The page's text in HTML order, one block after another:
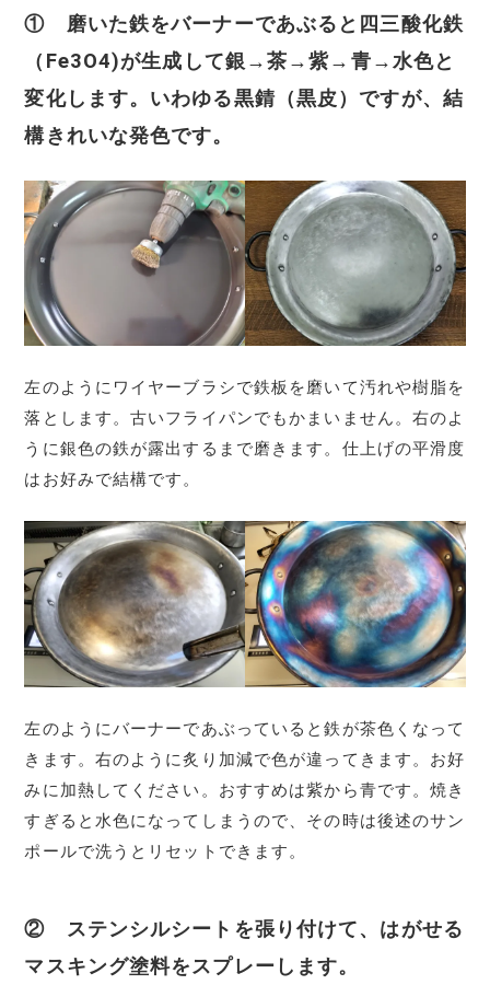
① 磨いた鉄をバーナーであぶると四三酸化鉄
（Fe3O4)が生成して銀→茶→紫→青→水色と
変化します。いわゆる黒錆（黒皮）ですが、結
構きれいな発色です。
左のようにワイヤーブラシで鉄板を磨いて汚れや樹脂を
落とします。古いフライパンでもかまいません。右のよ
うに銀色の鉄が露出するまで磨きます。仕上げの平滑度
はお好みで結構です。
左のようにバーナーであぶっていると鉄が茶色くなって
きます。右のように炙り加減で色が違ってきます。お好
みに加熱してください。おすすめは紫から青です。焼き
すぎると水色になってしまうので、その時は後述のサン
ポールで洗うとリセットできます。
② ステンシルシートを張り付けて、はがせる
マスキング塗料をスプレーします。